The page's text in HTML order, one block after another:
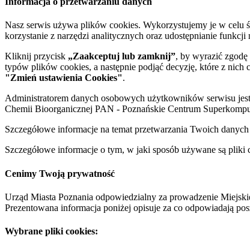
Nasz serwis używa plików cookies. Wykorzystujemy je w celu
korzystanie z narzędzi analitycznych oraz udostępnianie
Kliknij przycisk „Zaakceptuj lub zamknij”, by wyrazić
typów plików cookies, a następnie podjąć decyzję, które z
"Zmień ustawienia Cookies".
Administratorem danych osobowych użytkowników serwisu
Chemii Bioorganicznej PAN - Poznańskie Centrum
Szczegółowe informacje na temat przetwarzania Twoich
Szczegółowe informacje o tym, w jaki sposób używane są
Cenimy Twoją prywatność
Urząd Miasta Poznania odpowiedzialny za prowadzenie
Prezentowana informacja poniżej opisuje za co odpowiadają
Wybrane pliki cookies: